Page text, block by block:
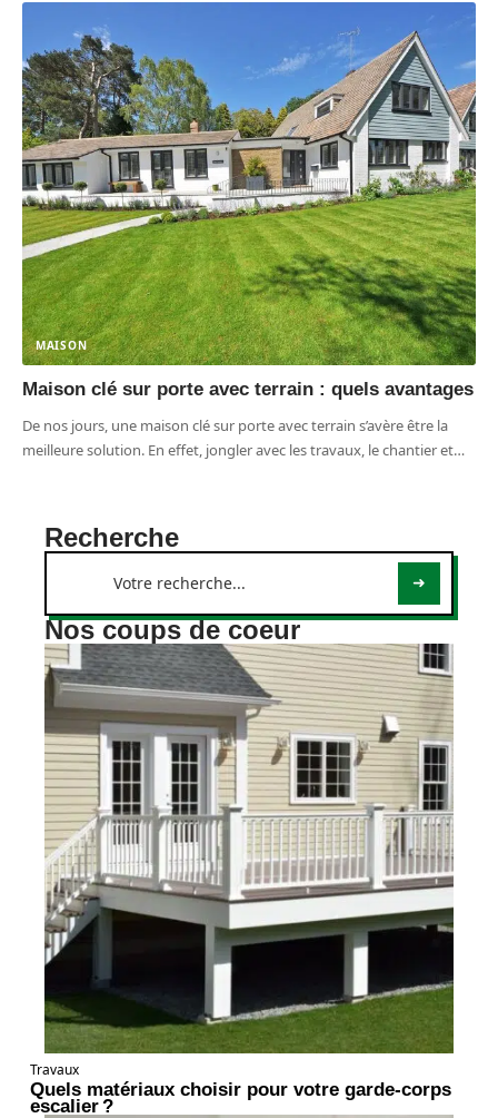
MAISON
Maison clé sur porte avec terrain : quels avantages
De nos jours, une maison clé sur porte avec terrain s’avère être la
meilleure solution. En effet, jongler avec les travaux, le chantier et…
Recherche
Nos coups de coeur
Travaux
Quels matériaux choisir pour votre garde-corps
escalier ?